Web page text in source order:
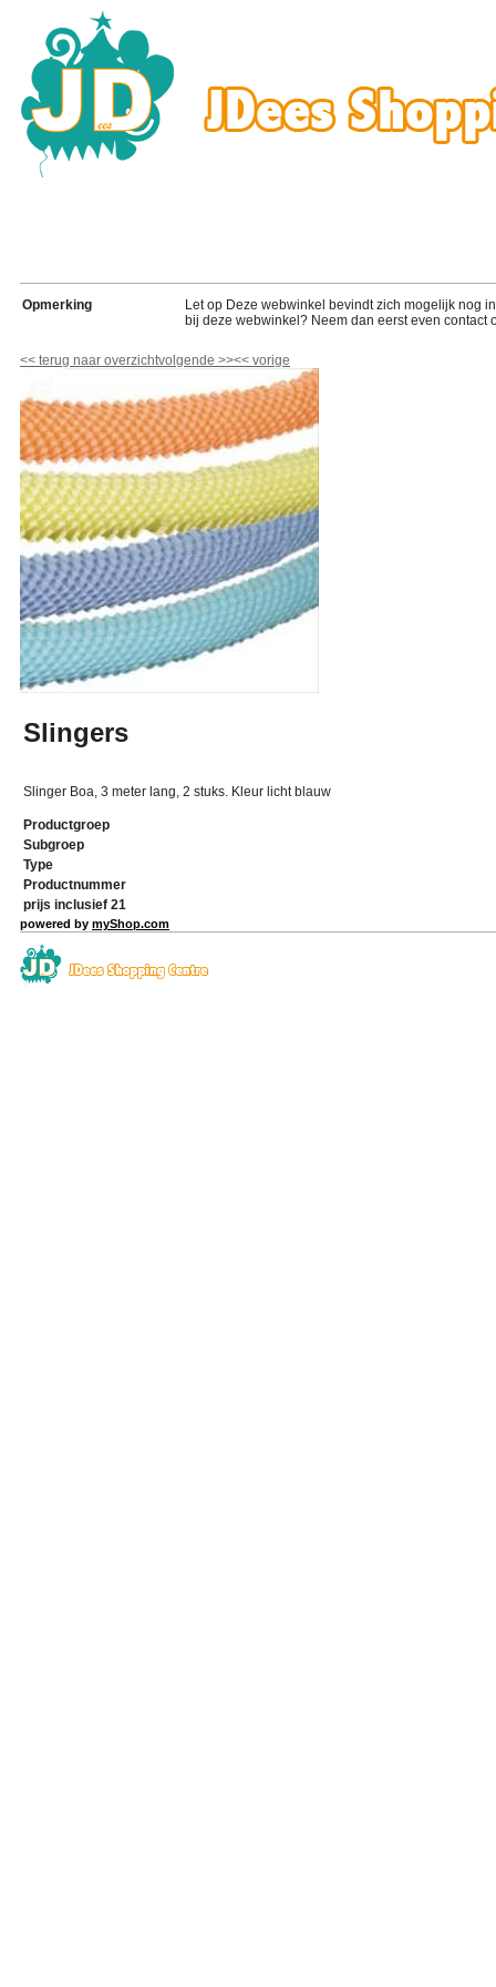
Opmerking
Let op Deze webwinkel bevindt zich mogelijk nog
bij deze webwinkel? Neem dan eerst even contact
<< terug naar overzichtvolgende >><< vorige
Slingers
Slinger Boa, 3 meter lang, 2 stuks. Kleur licht blauw
Productgroep
Subgroep
Type
Productnummer
prijs inclusief 21
powered by myShop.com